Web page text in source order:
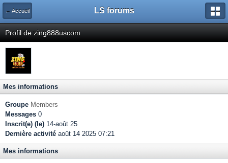
← Accueil LS forums
Profil de zing888uscom
Mes informations
Groupe Members
Messages 0
Inscrit(e) (le) 14-août 25
Dernière activité août 14 2025 07:21
Mes informations